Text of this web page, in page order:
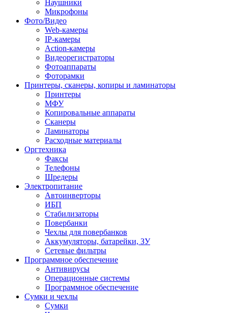
Наушники
Микрофоны
Фото/Видео
Web-камеры
IP-камеры
Action-камеры
Видеорегистраторы
Фотоаппараты
Фоторамки
Принтеры, сканеры, копиры и ламинаторы
Принтеры
МФУ
Копировальные аппараты
Сканеры
Ламинаторы
Расходные материалы
Оргтехника
Факсы
Телефоны
Шредеры
Электропитание
Автоинверторы
ИБП
Стабилизаторы
Повербанки
Чехлы для повербанков
Аккумуляторы, батарейки, ЗУ
Сетевые фильтры
Программное обеспечение
Антивирусы
Операционные системы
Программное обеспечение
Сумки и чехлы
Сумки